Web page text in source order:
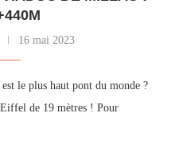
16 mai 2023
le plus haut pont du monde ?
de 19 mètres ! Pour